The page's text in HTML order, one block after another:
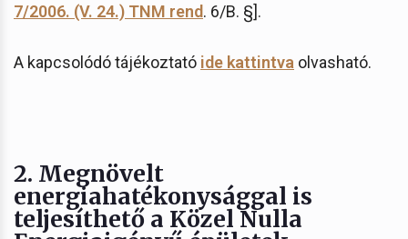
7/2006. (V. 24.) TNM rend. 6/B. §].
A kapcsolódó tájékoztató ide kattintva olvasható.
2. Megnövelt
energiahatékonysággal is
teljesíthető a Közel Nulla